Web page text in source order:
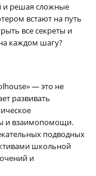
и решая сложные
встают на путь
все секреты и
каждом шагу?
— это не
развивать
и взаимопомощи.
подводных
школьной
и